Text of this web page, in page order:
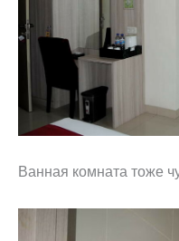
Ванная комната тоже